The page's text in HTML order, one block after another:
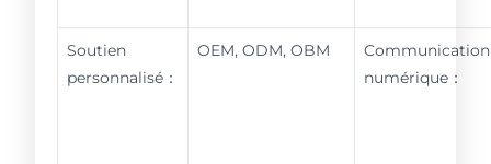
Soutien
personnalisé：
OEM, ODM, OBM
Communication
numérique：